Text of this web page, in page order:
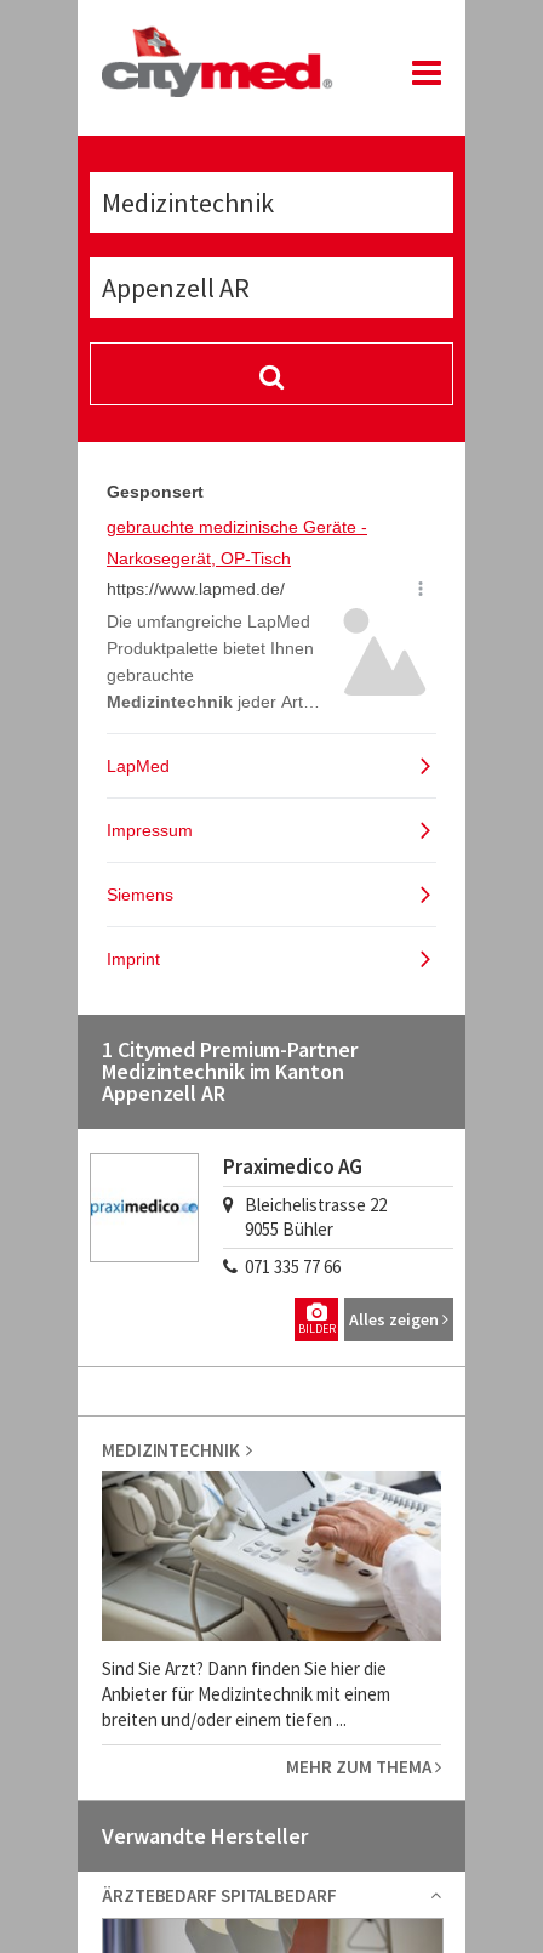
1 Citymed Premium-Partner
Medizintechnik im Kanton
Appenzell AR
Praximedico AG
Bleichelistrasse 22
9055 Bühler
071 335 77 66
Alles zeigen
BILDER
MEDIZINTECHNIK
Sind Sie Arzt? Dann finden Sie hier die
Anbieter für Medizintechnik mit einem
breiten und/oder einem tiefen ...
MEHR ZUM THEMA
Verwandte Hersteller
ÄRZTEBEDARF SPITALBEDARF